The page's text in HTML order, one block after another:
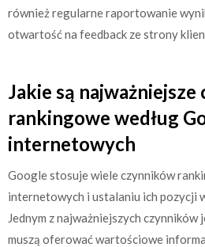
również regularne raportowanie
otwartość na feedback ze strony
Jakie są najważniejsze
rankingowe według
internetowych
Google stosuje wiele czynników
internetowych i ustalaniu ich pozycji
Jednym z najważniejszych
muszą oferować wartościowe